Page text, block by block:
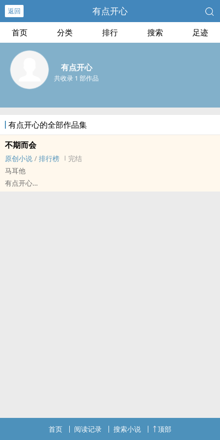
返回 有点开心
首页 分类 排行 搜索 足迹
有点开心
共收录 1 部作品
有点开心的全部作品集
不期而会
原创小说 / 排行榜
完结
马耳他
有点开心
首页 阅读记录 搜索小说 顶部